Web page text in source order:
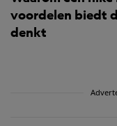
voordelen biedt
denkt